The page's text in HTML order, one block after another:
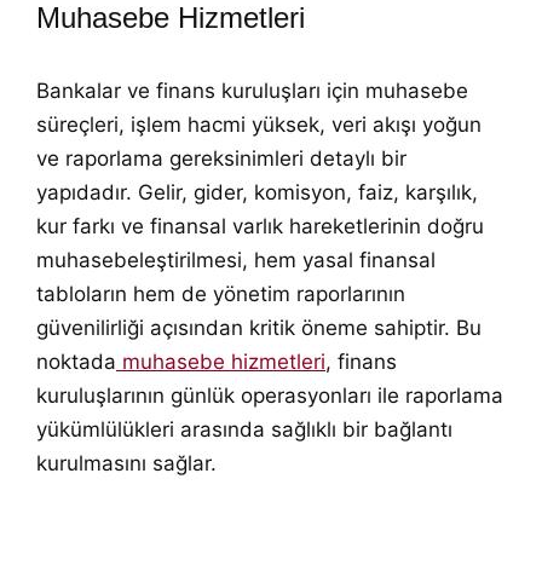
Muhasebe Hizmetleri
Bankalar ve finans kuruluşları için muhasebe
süreçleri, işlem hacmi yüksek, veri akışı yoğun
ve raporlama gereksinimleri detaylı bir
yapıdadır. Gelir, gider, komisyon, faiz, karşılık,
kur farkı ve finansal varlık hareketlerinin doğru
muhasebeleştirilmesi, hem yasal finansal
tabloların hem de yönetim raporlarının
güvenilirliği açısından kritik öneme sahiptir. Bu
noktada muhasebe hizmetleri, finans
kuruluşlarının günlük operasyonları ile raporlama
yükümlülükleri arasında sağlıklı bir bağlantı
kurulmasını sağlar.